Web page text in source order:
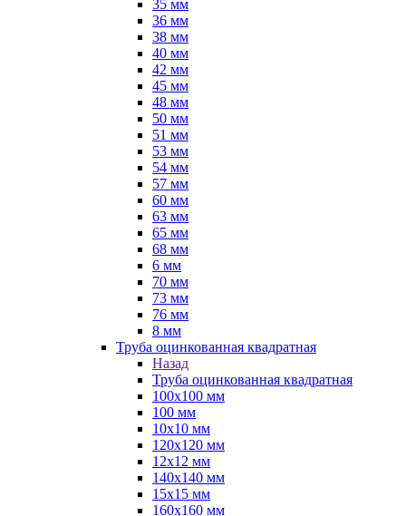
35 мм
36 мм
38 мм
40 мм
42 мм
45 мм
48 мм
50 мм
51 мм
53 мм
54 мм
57 мм
60 мм
63 мм
65 мм
68 мм
6 мм
70 мм
73 мм
76 мм
8 мм
Труба оцинкованная квадратная
Назад
Труба оцинкованная квадратная
100х100 мм
100 мм
10х10 мм
120х120 мм
12х12 мм
140х140 мм
15х15 мм
160х160 мм